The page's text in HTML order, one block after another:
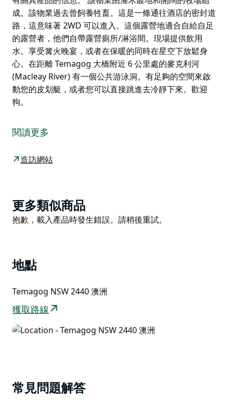
成。該物業過去曾飼養牲畜。這是一條通往酒店的密封道
路，這意味著 2WD 可以進入。這個露營地適合自給自足
的露營者，他們自帶露營廁所/淋浴間。現場提供飲用
水。享受篝火晚宴，或者在保暖的同時在星空下放鬆身
心。在距離 Temagog 大橋附近 6 公里處的麥克利河
(Macleay River) 有一個公共游泳洞。有足夠的空間來啟
動您的皮划艇，或者您可以直接跳進去冷靜下來。歡迎
狗。
有關其產品的信息。
牲畜。這是一條通往酒店的密封道路，這意味著 2WD 可
在保暖的同時在星空下放鬆身心。在距離 Temagog 大橋
附近 6 公里處的麥克利河 (Macleay River) 有一個公共游
泳洞。有足夠的空間來啟動您的皮划艇，或者您可以直接
閱讀更多
造訪網站
Product
List
更多類似商品
Product
抱歉，載入產品時發生錯誤。請稍後重試。
地點
Temagog NSW 2440 澳洲
獲取路線
常見問題解答